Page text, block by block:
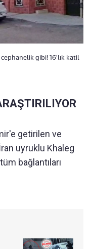
cephanelik gibi! 16'lık katil
getirilen ve
uyruklu Khaleg
bağlantıları